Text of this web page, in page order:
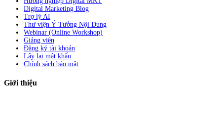
Digital Marketing Blog
Trợ lý AI
Thư viện Ý Tưởng Nội Dung
Webinar (Online Workshop)
Giảng viên
Đăng ký tài khoản
Lấy lại mật khẩu
Chính sách bảo mật
Giới thiệu